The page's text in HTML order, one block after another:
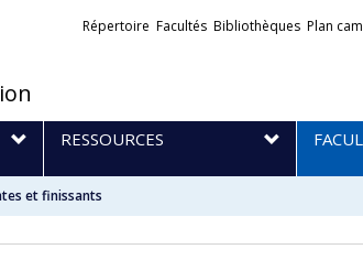
Liens
Répertoire Facultés Bibliothèques Plan
RESSOURCES
et finissants